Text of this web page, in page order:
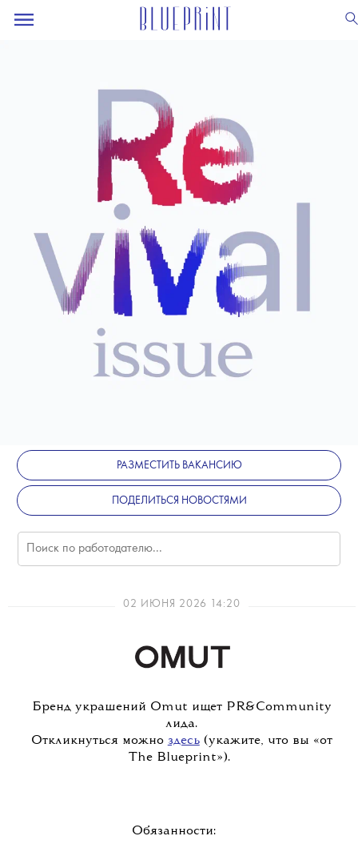
РАЗМЕСТИТЬ ВАКАНСИЮ
ПОДЕЛИТЬСЯ НОВОСТЯМИ
02 ИЮНЯ 2026 14:20
Бренд украшений Omut ищет PR&Community
лида.
Откликнуться можно здесь(укажите, что вы «от
The Blueprint»).
Обязанности: